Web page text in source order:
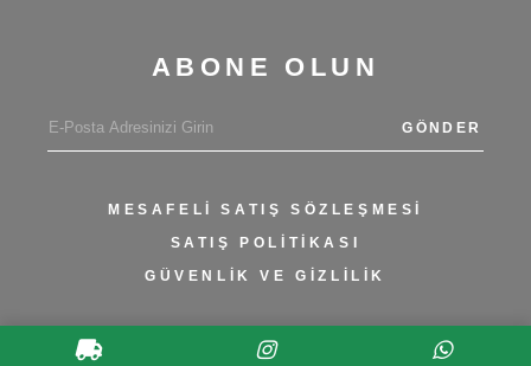
ABONE OLUN
GÖNDER
MESAFELİ SATIŞ SÖZLEŞMESİ
SATIŞ POLITIKASI
GÜVENLIK VE GIZLILIK